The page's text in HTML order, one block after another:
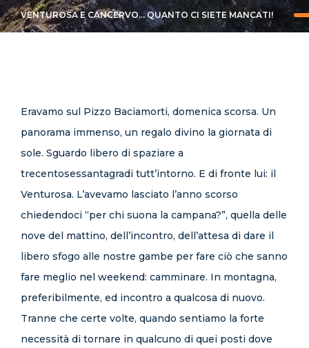
CONTATTI
VENTUROSA E CANCERVO... QUANTO CI SIETE MANCATI!
Eravamo sul Pizzo Baciamorti, domenica scorsa. Un
panorama immenso, un regalo divino la giornata di
sole. Sguardo libero di spaziare a
trecentosessantagradi tutt’intorno. E di fronte lui: il
Venturosa. L’avevamo lasciato l’anno scorso
chiedendoci “per chi suona la campana?”, quella delle
nove del mattino, dell’incontro, dell’attesa di dare il
libero sfogo alle nostre gambe per fare ciò che sanno
fare meglio nel weekend: camminare. In montagna,
preferibilmente, ed incontro a qualcosa di nuovo.
Tranne che certe volte, quando sentiamo la forte
necessità di tornare in qualcuno di quei posti dove